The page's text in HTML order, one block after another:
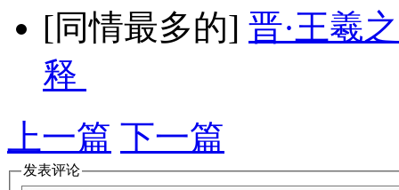
[同情最多的] 晋·王羲
释
上一篇 下一篇
发表评论